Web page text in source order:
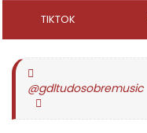
TIKTOK
@gdltudosobremusic